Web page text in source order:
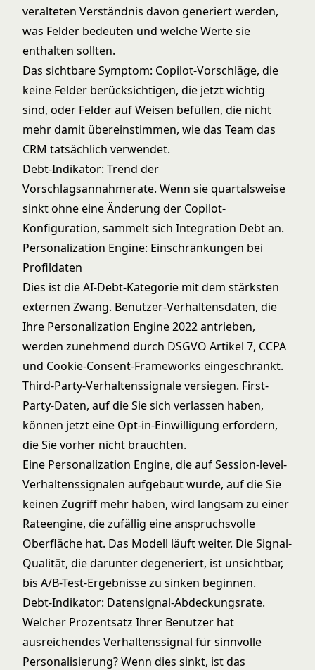
veralteten Verständnis davon generiert werden,
was Felder bedeuten und welche Werte sie
enthalten sollten.
Das sichtbare Symptom: Copilot-Vorschläge, die
keine Felder berücksichtigen, die jetzt wichtig
sind, oder Felder auf Weisen befüllen, die nicht
mehr damit übereinstimmen, wie das Team das
CRM tatsächlich verwendet.
Debt-Indikator: Trend der
Vorschlagsannahmerate. Wenn sie quartalsweise
sinkt ohne eine Änderung der Copilot-
Konfiguration, sammelt sich Integration Debt an.
Personalization Engine: Einschränkungen bei
Profildaten
Dies ist die AI-Debt-Kategorie mit dem stärksten
externen Zwang. Benutzer-Verhaltensdaten, die
Ihre Personalization Engine 2022 antrieben,
werden zunehmend durch DSGVO Artikel 7, CCPA
und Cookie-Consent-Frameworks eingeschränkt.
Third-Party-Verhaltenssignale versiegen. First-
Party-Daten, auf die Sie sich verlassen haben,
können jetzt eine Opt-in-Einwilligung erfordern,
die Sie vorher nicht brauchten.
Eine Personalization Engine, die auf Session-level-
Verhaltenssignalen aufgebaut wurde, auf die Sie
keinen Zugriff mehr haben, wird langsam zu einer
Rateengine, die zufällig eine anspruchsvolle
Oberfläche hat. Das Modell läuft weiter. Die Signal-
Qualität, die darunter degeneriert, ist unsichtbar,
bis A/B-Test-Ergebnisse zu sinken beginnen.
Debt-Indikator: Datensignal-Abdeckungsrate.
Welcher Prozentsatz Ihrer Benutzer hat
ausreichendes Verhaltenssignal für sinnvolle
Personalisierung? Wenn dies sinkt, ist das